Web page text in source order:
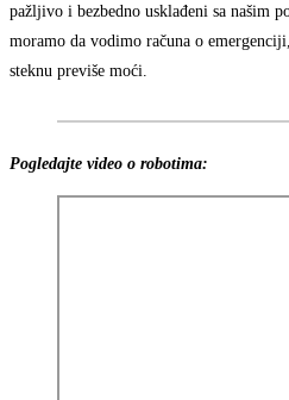
pažljivo i bezbedno usklađeni sa našim
moramo da vodimo računa o
steknu previše moći.
Pogledajte video o robotima: